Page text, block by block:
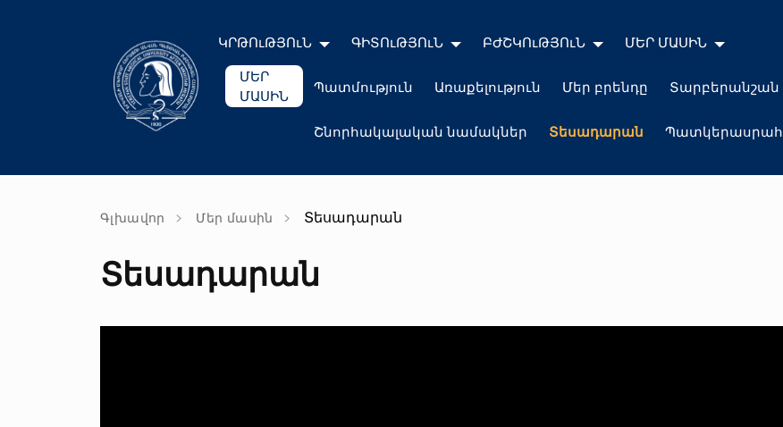
ԿՐԹՈւԹՅՈւՆ ԳԻՏՈւԹՅՈւՆ ԲԺՇԿՈւԹՅՈւՆ ՄԵՐ ՄԱՍԻՆ
ՄԵՐ
ՄԱՍԻՆ
Պատմություն Առաքելություն Մեր բրենդը Տարբերանշան
Շնորհակալական նամակներ Տեսադարան Պատկերասրահ
Գլխավոր Մեր մասին Տեսադարան
Տեսադարան